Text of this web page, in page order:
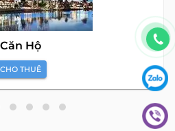
Căn Hộ
CHO THUÊ